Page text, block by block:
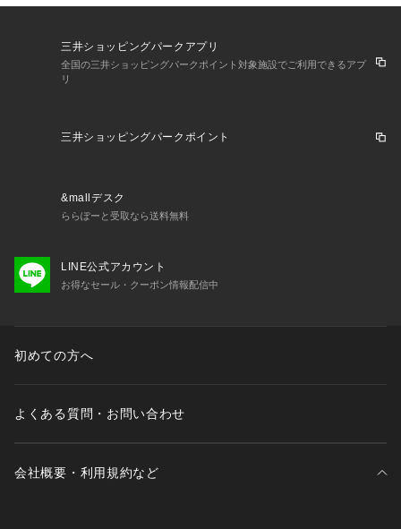
三井ショッピングパークアプリ
全国の三井ショッピングパークポイント対象施設でご利用できるアプ
リ
三井ショッピングパークポイント
&mallデスク
ららぽーと受取なら送料無料
LINE公式アカウント
お得なセール・クーポン情報配信中
初めての方へ
よくある質問・お問い合わせ
会社概要・利用規約など